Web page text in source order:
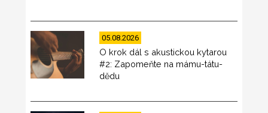
05.08.2026
O krok dál s akustickou kytarou
#2: Zapomeňte na mámu-tátu-
dědu